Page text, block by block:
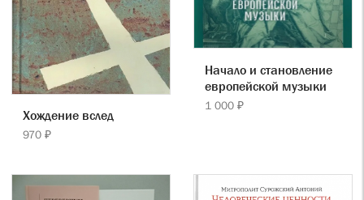
Хождение вслед
970 ₽
Начало и становление
европейской музыки
1 000 ₽